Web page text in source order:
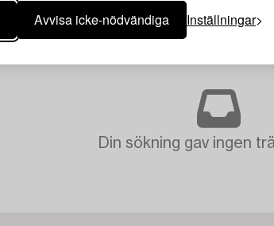
Avvisa icke-nödvändiga Inställningar
Din sökning gav ingen